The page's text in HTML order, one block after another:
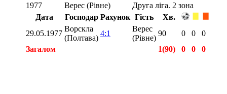
1977
Верес (Рівне)
Друга ліга. 2 зона
Дата
Господар Рахунок Гість
Хв.
29.05.1977
Ворскла
(Полтава)
4:1
Верес
(Рівне)
90 0 0
0
Загалом
1(90) 0 0
0